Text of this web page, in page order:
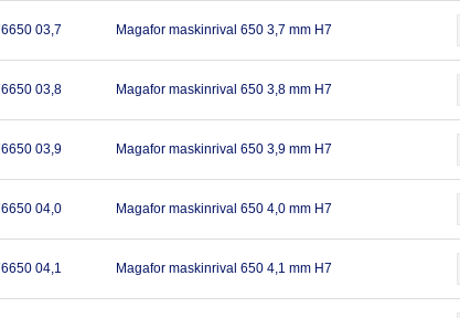
03,7 Magafor maskinrival 650 3,7 mm H7
03,8 Magafor maskinrival 650 3,8 mm H7
03,9 Magafor maskinrival 650 3,9 mm H7
04,0 Magafor maskinrival 650 4,0 mm H7
04,1 Magafor maskinrival 650 4,1 mm H7